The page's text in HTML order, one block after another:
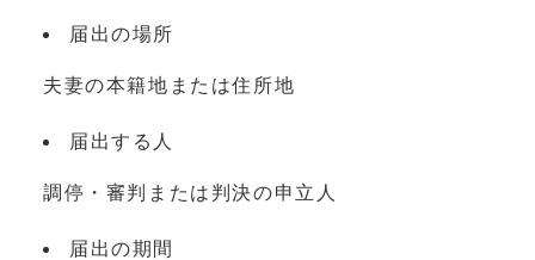
届出の場所
夫妻の本籍地または住所地
届出する人
調停・審判または判決の申立人
届出の期間